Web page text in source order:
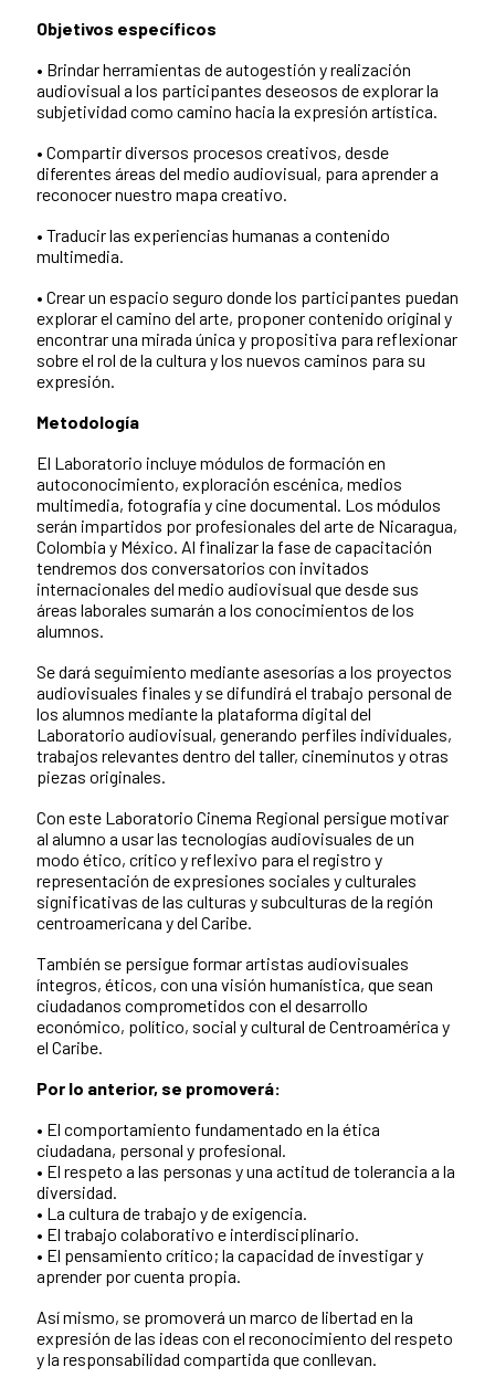
Objetivos específicos
• Brindar herramientas de autogestión y realización
audiovisual a los participantes deseosos de explorar la
subjetividad como camino hacia la expresión artística.
• Compartir diversos procesos creativos, desde
diferentes áreas del medio audiovisual, para aprender a
reconocer nuestro mapa creativo.
• Traducir las experiencias humanas a contenido
multimedia.
• Crear un espacio seguro donde los participantes puedan
explorar el camino del arte, proponer contenido original y
encontrar una mirada única y propositiva para reflexionar
sobre el rol de la cultura y los nuevos caminos para su
expresión.
Metodología
El Laboratorio incluye módulos de formación en
autoconocimiento, exploración escénica, medios
multimedia, fotografía y cine documental. Los módulos
serán impartidos por profesionales del arte de Nicaragua,
Colombia y México. Al finalizar la fase de capacitación
tendremos dos conversatorios con invitados
internacionales del medio audiovisual que desde sus
áreas laborales sumarán a los conocimientos de los
alumnos.
Se dará seguimiento mediante asesorías a los proyectos
audiovisuales finales y se difundirá el trabajo personal de
los alumnos mediante la plataforma digital del
Laboratorio audiovisual, generando perfiles individuales,
trabajos relevantes dentro del taller, cineminutos y otras
piezas originales.
Con este Laboratorio Cinema Regional persigue motivar
al alumno a usar las tecnologías audiovisuales de un
modo ético, crítico y reflexivo para el registro y
representación de expresiones sociales y culturales
significativas de las culturas y subculturas de la región
centroamericana y del Caribe.
También se persigue formar artistas audiovisuales
íntegros, éticos, con una visión humanística, que sean
ciudadanos comprometidos con el desarrollo
económico, político, social y cultural de Centroamérica y
el Caribe.
Por lo anterior, se promoverá:
• El comportamiento fundamentado en la ética
ciudadana, personal y profesional.
• El respeto a las personas y una actitud de tolerancia a la
diversidad.
• La cultura de trabajo y de exigencia.
• El trabajo colaborativo e interdisciplinario.
• El pensamiento crítico; la capacidad de investigar y
aprender por cuenta propia.
Así mismo, se promoverá un marco de libertad en la
expresión de las ideas con el reconocimiento del respeto
y la responsabilidad compartida que conllevan.